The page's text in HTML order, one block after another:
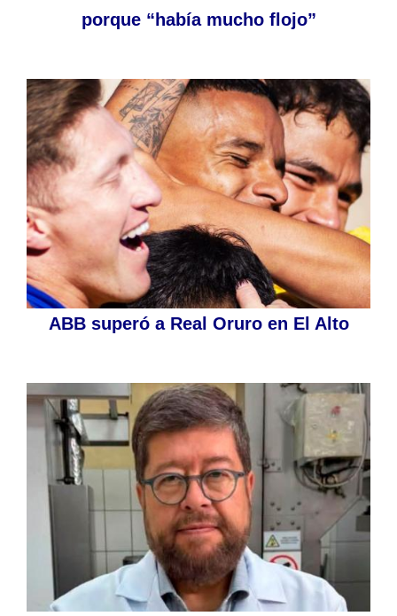
porque “había mucho flojo”
ABB superó a Real Oruro en El Alto